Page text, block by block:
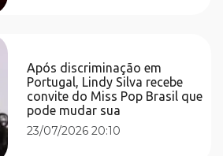
Após discriminação em
Portugal, Lindy Silva recebe
convite do Miss Pop Brasil que
pode mudar sua
23/07/2026 20:10